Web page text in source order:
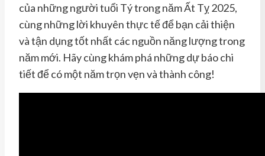
của những người tuổi Tý trong năm Ất Tỵ 2025,
cùng những lời khuyên thực tế để bạn cải thiện
và tận dụng tốt nhất các nguồn năng lượng trong
năm mới. Hãy cùng khám phá những dự báo chi
tiết để có một năm trọn vẹn và thành công!